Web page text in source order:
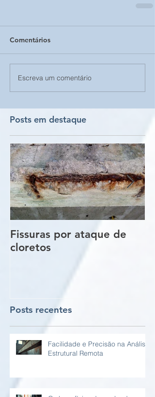
Comentários
Escreva um comentário
Posts em destaque
Fissuras por ataque de
cloretos
Posts recentes
Facilidade e Precisão na Análise
Estrutural Remota